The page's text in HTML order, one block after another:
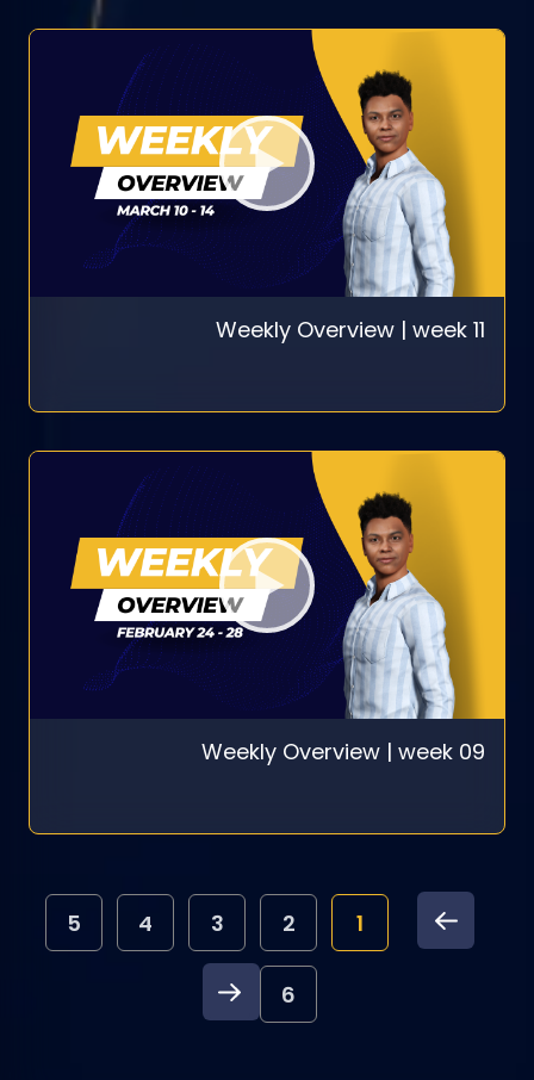
Weekly Overview | week 11
Weekly Overview | week 09
1
2
3
4
5
6